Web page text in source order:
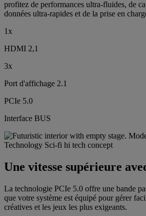
profitez de performances ultra-fluides, de
données ultra-rapides et de la prise en
1x
HDMI 2,1
3x
Port d'affichage 2.1
PCIe 5.0
Interface BUS
Une vitesse supérieure
La technologie PCIe 5.0 offre une bande
que votre système est équipé pour gérer
créatives et les jeux les plus exigeants.